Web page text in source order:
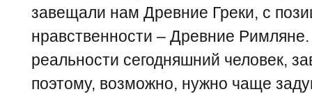
завещали нам Древние Греки, с
нравственности – Древние Римляне.
реальности сегодняшний человек,
поэтому, возможно, нужно чаще